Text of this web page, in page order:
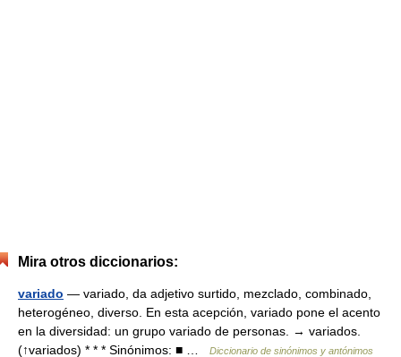
Mira otros diccionarios:
variado — variado, da adjetivo surtido, mezclado, combinado,
heterogéneo, diverso. En esta acepción, variado pone el acento
en la diversidad: un grupo variado de personas. → variados.
(↑variados) * * * Sinónimos: ■ …
Diccionario de sinónimos y antónimos